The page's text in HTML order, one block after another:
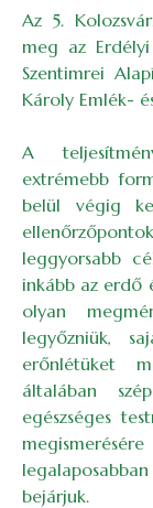
Az 5.
meg az
Szentimrei
Károly Emlék-
A
extrémebb
belül végig
leggyorsabb
inkább az erdő
olyan
legyőzniük,
erőnlétüket
általában
egészséges
bejárjuk.